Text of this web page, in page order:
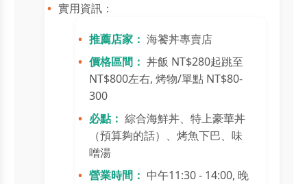
實用資訊：
推薦店家： 海饕丼專賣店
價格區間： 丼飯 NT$280起跳至
NT$800左右, 烤物/單點 NT$80-
300
必點： 綜合海鮮丼、特上豪華丼
（預算夠的話）、烤魚下巴、味
噌湯
營業時間： 中午11:30 - 14:00, 晚